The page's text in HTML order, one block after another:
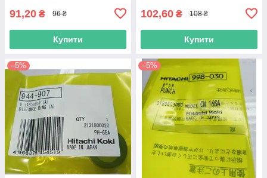
91,20 ₴ 96 ₴
Купити
102,60 ₴ 108 ₴
Купити
–5% –5%